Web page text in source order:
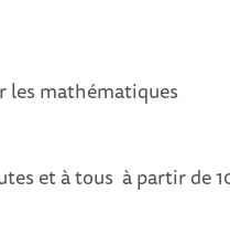
mathématiques
et à tous à partir de